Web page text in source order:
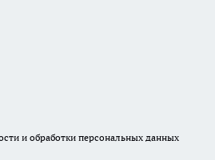
и обработки персональных данных